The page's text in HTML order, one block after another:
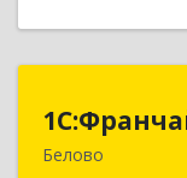
Белово